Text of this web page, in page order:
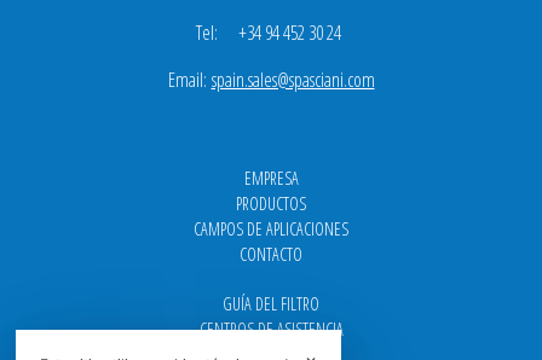
Tel: +34 94 452 30 24
Email: spain.sales@spasciani.com
EMPRESA
PRODUCTOS
CAMPOS DE APLICACIONES
CONTACTO
GUÍA DEL FILTRO
CENTROS DE ASISTENCIA
DOWNLOAD